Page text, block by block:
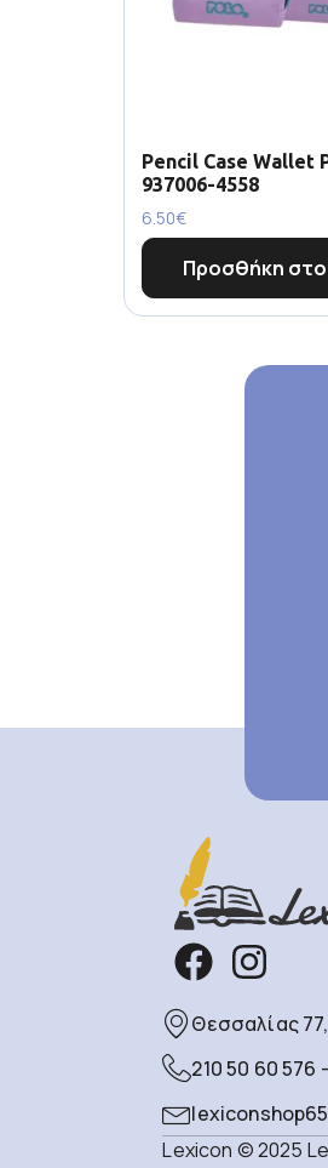
Pencil Case Wallet
937006-4558
6.50€
Προσθήκη στο
Θεσσαλίας
210 50 60 576
Lexicon © 2025